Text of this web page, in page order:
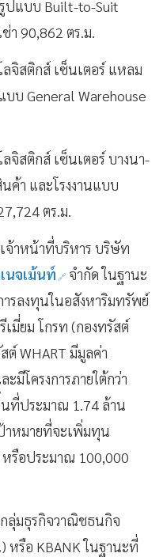
ปแบบ Built-to-Suit
า 90,862 ตร.ม.
ลจิสติกส์ เซ็นเตอร์ แหลม
บ General Warehouse
ลจิสติกส์ เซ็นเตอร์ บางนา-
ค้า และโรงงานแบบ
ตร.ม.
จ้าหน้าที่บริหาร บริษัท
เนจเม้นท์ จำกัด ในฐานะ
รลงทุนในอสังหาริมทรัพย์
มี่ยม โกรท (กองทรัสต์
ต์ WHART มีมูลค่า
มีโครงการภายใต้กว่า
นที่ประมาณ 1.74 ล้าน
าหมายที่จะเพิ่มทุน
รือประมาณ 100,000
ลุ่มธุรกิจวาณิชธนกิจ
หรือ KBANK ในฐานะที่